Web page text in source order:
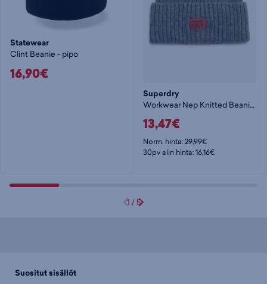
Statewear
Clint Beanie - pipo
16,90€
Superdry
Workwear Nep Knitted Beanie - pipo
13,47€
Norm. hinta:29,99€
30pv alin hinta: 16,16€
1 /5
Suositut sisällöt